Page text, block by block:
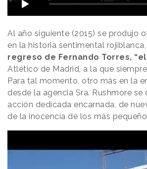
Al año siguiente (2015) se produjo
en la historia sentimental
regreso de Fernando Torres, “el
Atlético de Madrid, a la que
Para tal momento, otro más en la
desde la agencia Sra. Rushmore se
acción dedicada encarnada, de
de la inocencia de los más